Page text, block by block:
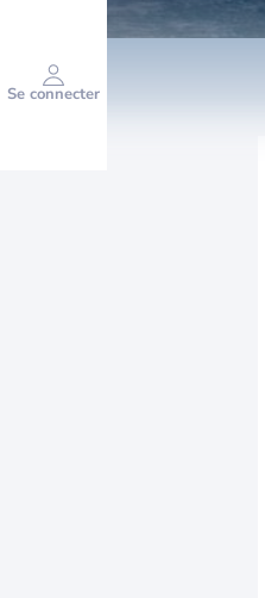
Se connecter